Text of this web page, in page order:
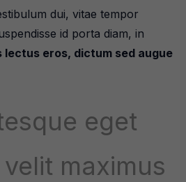
dui, vitae tempor
id porta diam, in
lectus eros, dictum sed augue
eget
maximus